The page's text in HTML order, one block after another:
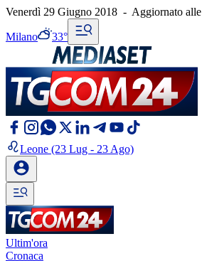
Venerdì 29 Giugno 2018 - Aggiornato alle
Milano 33°
Leone (23 Lug - 23 Ago)
Ultim'ora
Cronaca